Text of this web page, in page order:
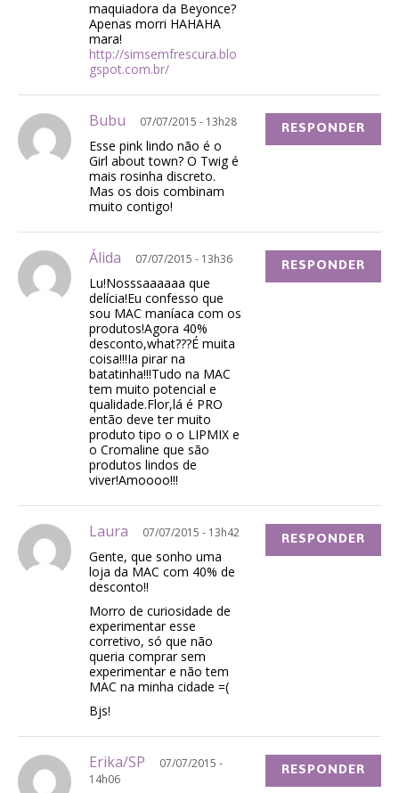
maquiadora da Beyonce?
Apenas morri HAHAHA
mara!
http://simsemfrescura.blo
gspot.com.br/
Bubu 07/07/2015 - 13h28
Esse pink lindo não é o
Girl about town? O Twig é
mais rosinha discreto.
Mas os dois combinam
muito contigo!
RESPONDER
Álida 07/07/2015 - 13h36
Lu!Nosssaaaaaa que
delícia!Eu confesso que
sou MAC maníaca com os
produtos!Agora 40%
desconto,what???É muita
coisa!!!Ia pirar na
batatinha!!!Tudo na MAC
tem muito potencial e
qualidade.Flor,lá é PRO
então deve ter muito
produto tipo o o LIPMIX e
o Cromaline que são
produtos lindos de
viver!Amoooo!!!
RESPONDER
Laura 07/07/2015 - 13h42
Gente, que sonho uma
loja da MAC com 40% de
desconto!!
Morro de curiosidade de
experimentar esse
corretivo, só que não
queria comprar sem
experimentar e não tem
MAC na minha cidade =(
Bjs!
RESPONDER
Erika/SP
07/07/2015 -
14h06
RESPONDER